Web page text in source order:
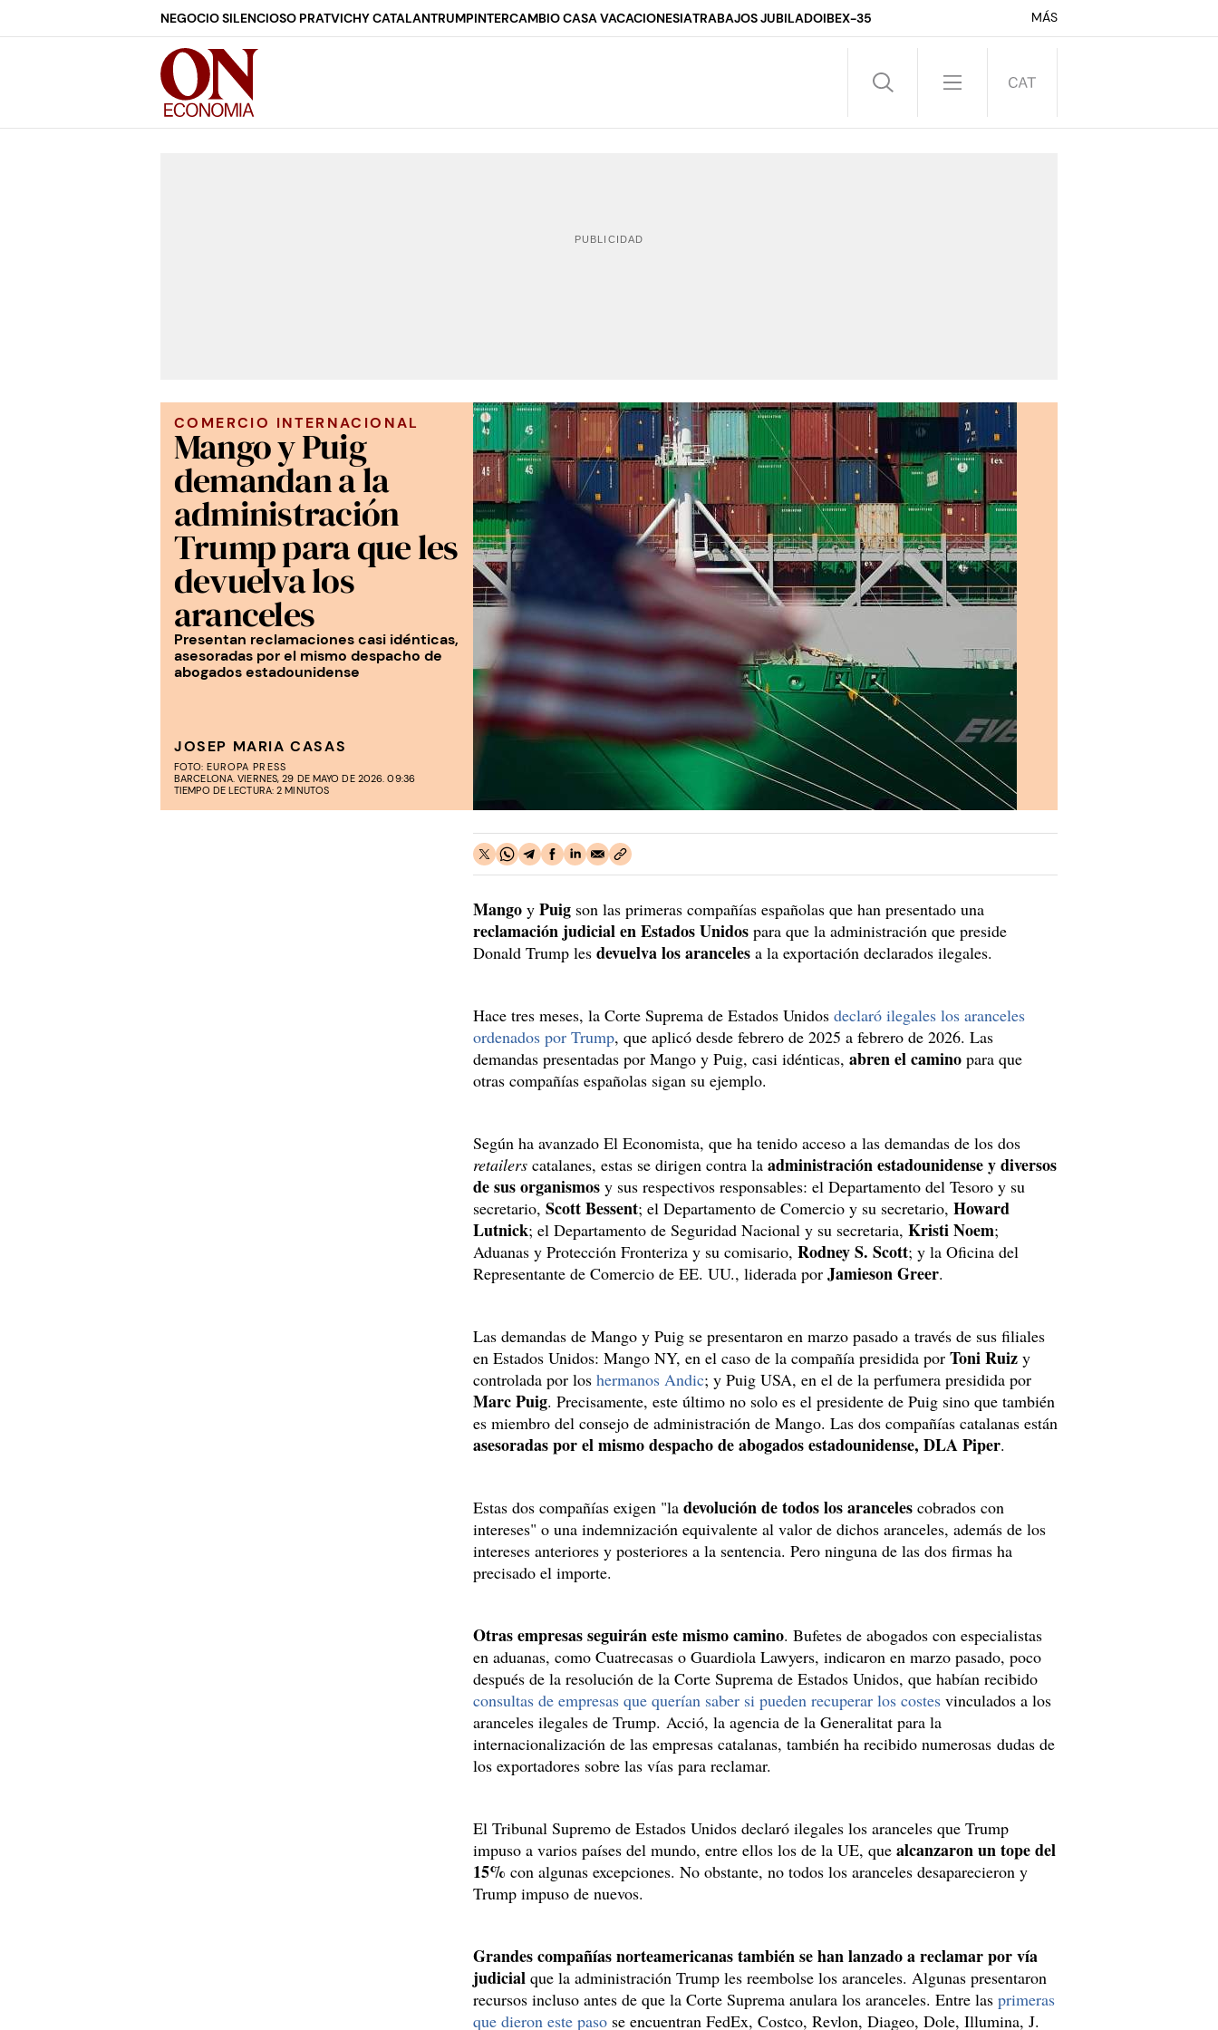
NEGOCIO SILENCIOSO PRATVICHY CATALANTRUMPINTERCAMBIO CASA VACACIONESIATRABAJOS JUBILADOIBEX-35 MÁS
COMERCIO INTERNACIONAL
Mango y Puig
demandan a la
administración
Trump para que les
devuelva los
aranceles
Presentan reclamaciones casi idénticas,
asesoradas por el mismo despacho de
abogados estadounidense
JOSEP MARIA CASAS
FOTO: EUROPA PRESS
BARCELONA. VIERNES, 29 DE MAYO DE 2026. 09:36
TIEMPO DE LECTURA: 2 MINUTOS
Mango y Puig son las primeras compañías españolas que han presentado una
reclamación judicial en Estados Unidos para que la administración que preside
Donald Trump les devuelva los aranceles a la exportación declarados ilegales.
Hace tres meses, la Corte Suprema de Estados Unidos declaró ilegales los aranceles
ordenados por Trump, que aplicó desde febrero de 2025 a febrero de 2026. Las
demandas presentadas por Mango y Puig, casi idénticas, abren el camino para que
otras compañías españolas sigan su ejemplo.
Según ha avanzado El Economista, que ha tenido acceso a las demandas de los dos
retailers catalanes, estas se dirigen contra la administración estadounidense y diversos
de sus organismos y sus respectivos responsables: el Departamento del Tesoro y su
secretario, Scott Bessent; el Departamento de Comercio y su secretario, Howard
Lutnick; el Departamento de Seguridad Nacional y su secretaria, Kristi Noem;
Aduanas y Protección Fronteriza y su comisario, Rodney S. Scott; y la Oficina del
Representante de Comercio de EE. UU., liderada por Jamieson Greer.
Las demandas de Mango y Puig se presentaron en marzo pasado a través de sus filiales
en Estados Unidos: Mango NY, en el caso de la compañía presidida por Toni Ruiz y
controlada por los hermanos Andic; y Puig USA, en el de la perfumera presidida por
Marc Puig. Precisamente, este último no solo es el presidente de Puig sino que también
es miembro del consejo de administración de Mango. Las dos compañías catalanas están
asesoradas por el mismo despacho de abogados estadounidense, DLA Piper.
Estas dos compañías exigen "la devolución de todos los aranceles cobrados con
intereses" o una indemnización equivalente al valor de dichos aranceles, además de los
intereses anteriores y posteriores a la sentencia. Pero ninguna de las dos firmas ha
precisado el importe.
Otras empresas seguirán este mismo camino. Bufetes de abogados con especialistas
en aduanas, como Cuatrecasas o Guardiola Lawyers, indicaron en marzo pasado, poco
después de la resolución de la Corte Suprema de Estados Unidos, que habían recibido
consultas de empresas que querían saber si pueden recuperar los costes vinculados a los
aranceles ilegales de Trump. Acció, la agencia de la Generalitat para la
internacionalización de las empresas catalanas, también ha recibido numerosas dudas de
los exportadores sobre las vías para reclamar.
El Tribunal Supremo de Estados Unidos declaró ilegales los aranceles que Trump
impuso a varios países del mundo, entre ellos los de la UE, que alcanzaron un tope del
15% con algunas excepciones. No obstante, no todos los aranceles desaparecieron y
Trump impuso de nuevos.
Grandes compañías norteamericanas también se han lanzado areclamar por vía
judicial que la administración Trump les reembolse los aranceles. Algunas presentaron
recursos incluso antes de que la Corte Suprema anulara los aranceles. Entre las primeras
que dieron este paso se encuentran FedEx, Costco, Revlon, Diageo, Dole, Illumina, J.